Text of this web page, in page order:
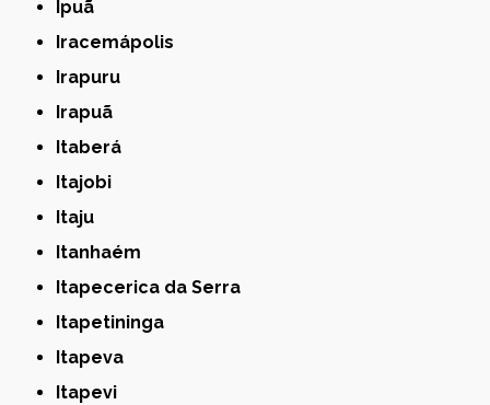
Ipuã
Iracemápolis
Irapuru
Irapuã
Itaberá
Itajobi
Itaju
Itanhaém
Itapecerica da Serra
Itapetininga
Itapeva
Itapevi